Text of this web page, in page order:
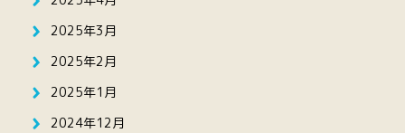
2025年3月
2025年2月
2025年1月
2024年12月